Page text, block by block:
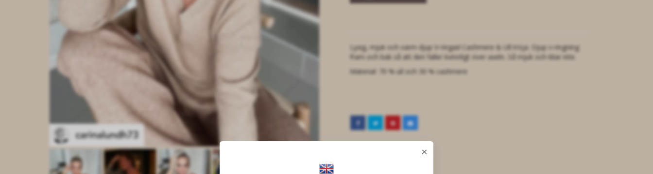
Lyxig, mjuk och varm djup V-ringad Cashmere & Ull tröja. Djup v-ringning
fram och bak så att den faller kvinnligt över axeln. Så mjuk och kliar inte.
Material: 70 % ull och 30 % cashmere
×